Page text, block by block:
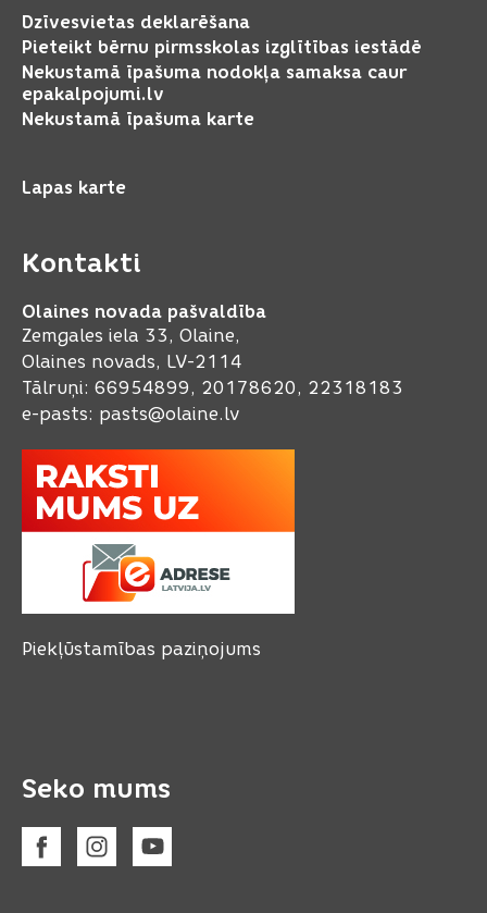
Dzīvesvietas deklarēšana
Pieteikt bērnu pirmsskolas izglītības iestādē
Nekustamā īpašuma nodokļa samaksa caur
epakalpojumi.lv
Nekustamā īpašuma karte
Lapas karte
Kontakti
Olaines novada pašvaldība
Zemgales iela 33, Olaine,
Olaines novads, LV-2114
Tālruņi: 66954899, 20178620, 22318183
e-pasts: pasts@olaine.lv
Piekļūstamības paziņojums
Seko mums